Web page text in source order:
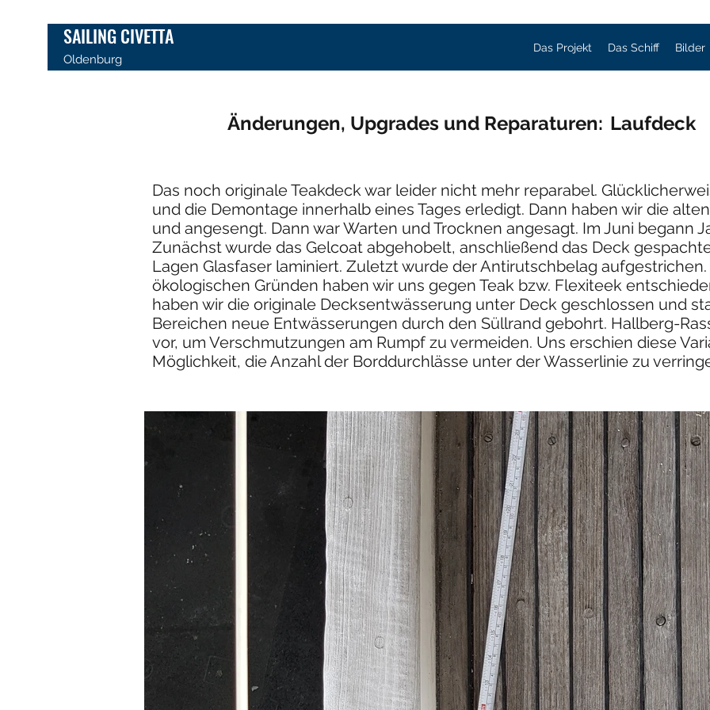
SAILING CIVETTA
Oldenburg
Das Projekt Das Schiff Bilder
Änderungen, Upgrades und Reparaturen: Laufdeck
Das noch originale Teakdeck war leider nicht mehr reparabel.
und die Demontage innerhalb eines Tages erledigt. Dann haben wir die
und angesengt. Dann war Warten und Trocknen angesagt. Im Juni begann
Zunächst wurde das Gelcoat abgehobelt, anschließend das Deck
Lagen Glasfaser laminiert. Zuletzt wurde der Antirutschbelag
ökologischen Gründen haben wir uns gegen Teak bzw. Flexiteek
haben wir die originale Decksentwässerung unter Deck geschlossen und
Bereichen neue Entwässerungen durch den Süllrand gebohrt. Hallberg-
vor, um Verschmutzungen am Rumpf zu vermeiden. Uns erschien diese
Möglichkeit, die Anzahl der Borddurchlässe unter der Wasserlinie zu